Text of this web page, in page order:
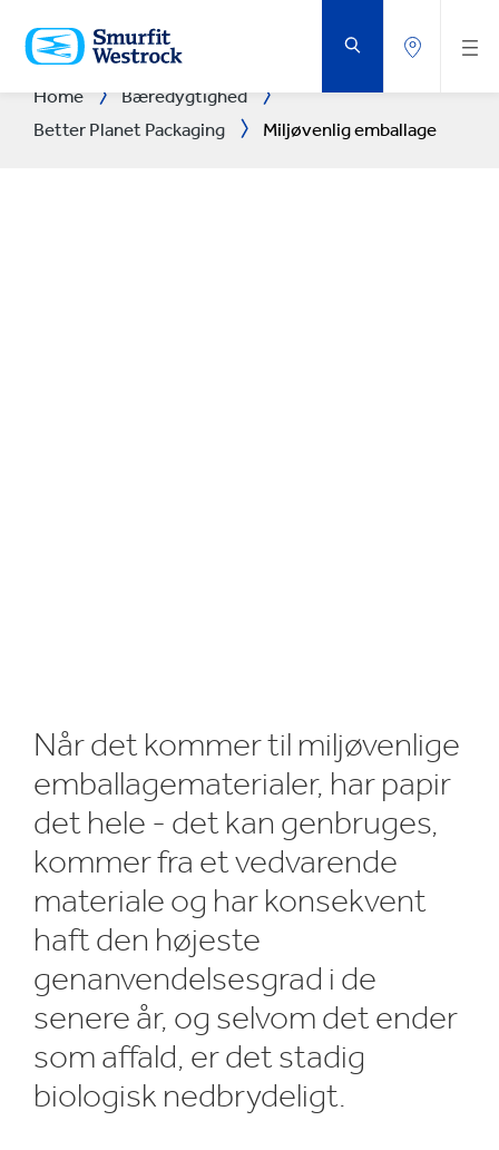
DIREKTE
TIL
HOVEDINDHOLDET
Home
Bæredygtighed
Better Planet Packaging
Miljøvenlig emballage
Når det kommer til miljøvenlige
emballagematerialer, har papir
det hele - det kan genbruges,
kommer fra et vedvarende
materiale og har konsekvent
haft den højeste
genanvendelsesgrad i de
senere år, og selvom det ender
som affald, er det stadig
biologisk nedbrydeligt.